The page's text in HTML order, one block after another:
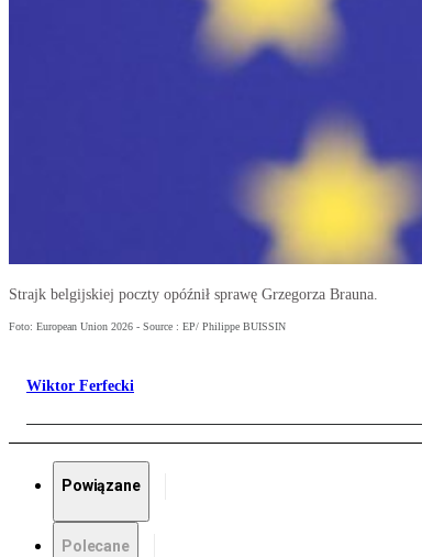
Strajk belgijskiej poczty opóźnił sprawę Grzegorza Brauna.
Foto: European Union 2026 - Source : EP/ Philippe BUISSIN
Wiktor Ferfecki
Powiązane
Polecane